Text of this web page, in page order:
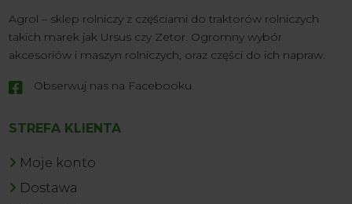
Agrol – sklep rolniczy z częściami do traktorów rolniczych
takich marek jak Ursus czy Zetor. Ogromny wybór
akcesoriów i maszyn rolniczych, oraz części do ich napraw.
 Obserwuj nas na Facebooku
STREFA KLIENTA
Moje konto
Dostawa